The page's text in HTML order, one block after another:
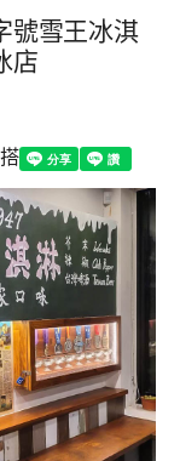
號雪王冰淇
店